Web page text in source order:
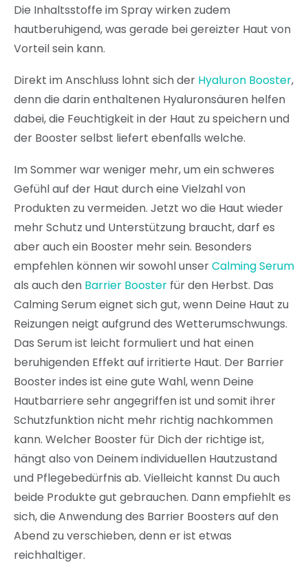
Die Inhaltsstoffe im Spray wirken zudem
hautberuhigend, was gerade bei gereizter Haut von
Vorteil sein kann.
Direkt im Anschluss lohnt sich der Hyaluron Booster,
denn die darin enthaltenen Hyaluronsäuren helfen
dabei, die Feuchtigkeit in der Haut zu speichern und
der Booster selbst liefert ebenfalls welche.
Im Sommer war weniger mehr, um ein schweres
Gefühl auf der Haut durch eine Vielzahl von
Produkten zu vermeiden. Jetzt wo die Haut wieder
mehr Schutz und Unterstützung braucht, darf es
aber auch ein Booster mehr sein. Besonders
empfehlen können wir sowohl unserCalming Serum
als auch den Barrier Booster für den Herbst. Das
Calming Serum eignet sich gut, wenn Deine Haut zu
Reizungen neigt aufgrund des Wetterumschwungs.
Das Serum ist leicht formuliert und hat einen
beruhigenden Effekt auf irritierte Haut. Der Barrier
Booster indes ist eine gute Wahl, wenn Deine
Hautbarriere sehr angegriffen ist und somit ihrer
Schutzfunktion nicht mehr richtig nachkommen
kann. Welcher Booster für Dich der richtige ist,
hängt also von Deinem individuellen Hautzustand
und Pflegebedürfnis ab. Vielleicht kannst Du auch
beide Produkte gut gebrauchen. Dann empfiehlt es
sich, die Anwendung des Barrier Boosters auf den
Abend zu verschieben, denn er ist etwas
reichhaltiger.